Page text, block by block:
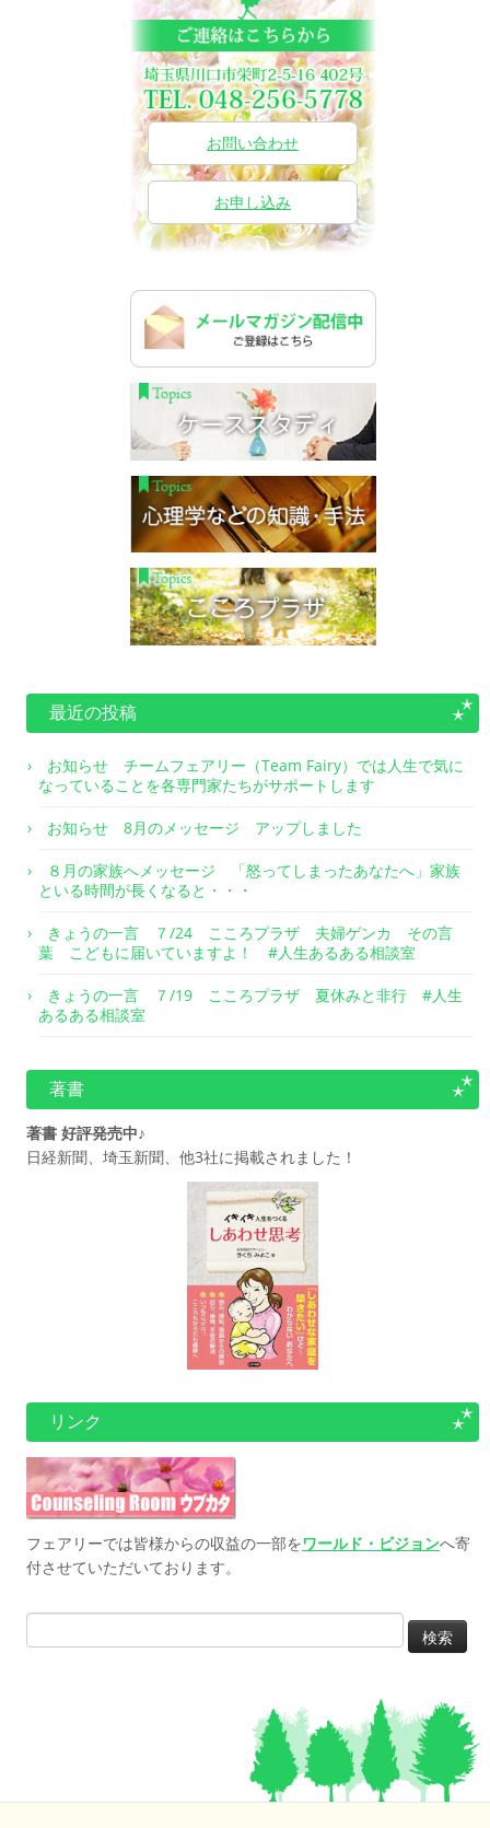
お問い合わせ
お申し込み
最近の投稿
お知らせ チームフェアリー（Team Fairy）では人生で気に
なっていることを各専門家たちがサポートします
お知らせ 8月のメッセージ アップしました
８月の家族へメッセージ 「怒ってしまったあなたへ」家族
といる時間が長くなると・・・
きょうの一言 ７/24 こころプラザ 夫婦ゲンカ その言
葉 こどもに届いていますよ！ #人生あるある相談室
きょうの一言 ７/19 こころプラザ 夏休みと非行 #人生
あるある相談室
著書
著書 好評発売中♪
日経新聞、埼玉新聞、他3社に掲載されました！
リンク
フェアリーでは皆様からの収益の一部をワールド・ビジョンへ寄
付させていただいております。
索: